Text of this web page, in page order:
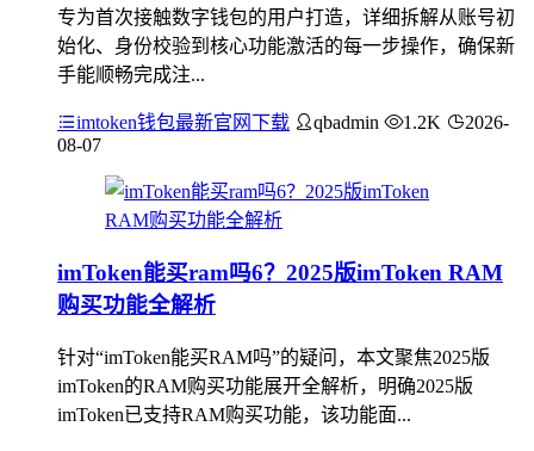
专为首次接触数字钱包的用户打造，详细拆解从账号初
始化、身份校验到核心功能激活的每一步操作，确保新
手能顺畅完成注...
imtoken钱包最新官网下载 qbadmin 1.2K
2026-
08-07
imToken能买ram吗6？2025版imToken RAM
购买功能全解析
针对“imToken能买RAM吗”的疑问，本文聚焦2025版
imToken的RAM购买功能展开全解析，明确2025版
imToken已支持RAM购买功能，该功能面...